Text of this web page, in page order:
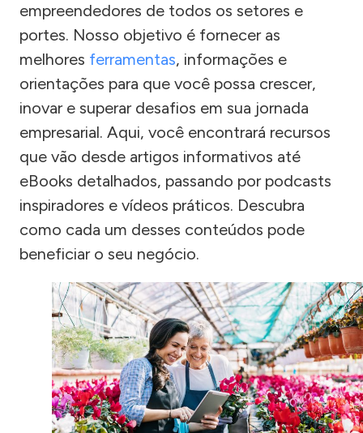
empreendedores de todos os setores e
portes. Nosso objetivo é fornecer as
melhores ferramentas, informações e
orientações para que você possa crescer,
inovar e superar desafios em sua jornada
empresarial. Aqui, você encontrará recursos
que vão desde artigos informativos até
eBooks detalhados, passando por podcasts
inspiradores e vídeos práticos. Descubra
como cada um desses conteúdos pode
beneficiar o seu negócio.